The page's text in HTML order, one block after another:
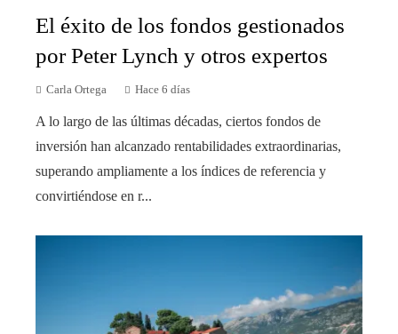
El éxito de los fondos gestionados
por Peter Lynch y otros expertos
Carla Ortega Hace 6 días
A lo largo de las últimas décadas, ciertos fondos de
inversión han alcanzado rentabilidades extraordinarias,
superando ampliamente a los índices de referencia y
convirtiéndose en r...